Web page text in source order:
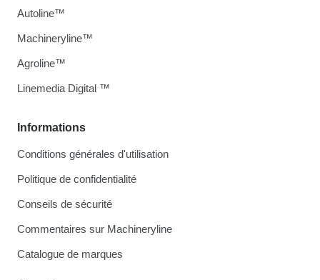
Informations
Conditions générales d'utilisation
Politique de confidentialité
Conseils de sécurité
Commentaires sur Machineryline
Catalogue de marques
Autoline™
Machineryline™
Agroline™
Linemedia Digital ™